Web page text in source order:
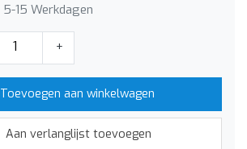
5-15 Werkdagen
+
Toevoegen aan winkelwagen
Aan verlanglijst toevoegen